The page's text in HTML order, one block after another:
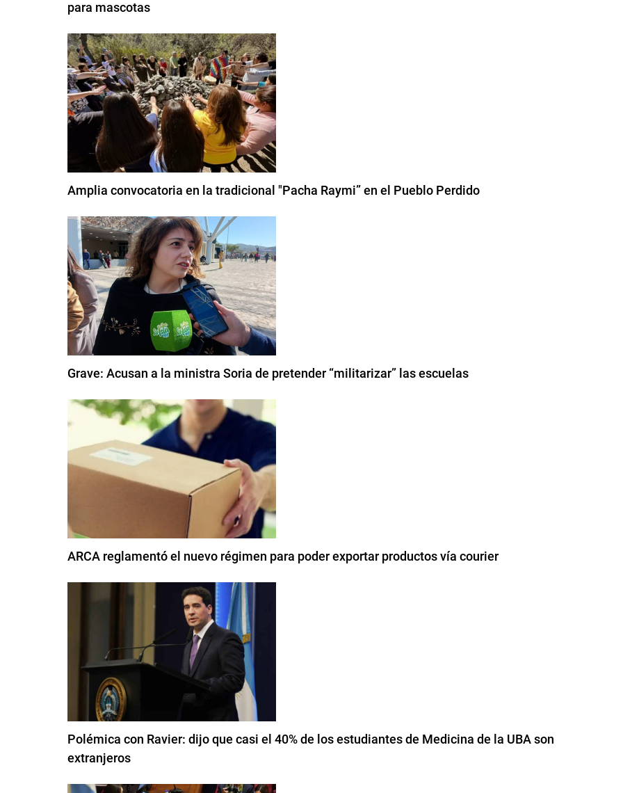
para mascotas
Amplia convocatoria en la tradicional "Pacha Raymi” en el Pueblo Perdido
Grave: Acusan a la ministra Soria de pretender “militarizar” las escuelas
ARCA reglamentó el nuevo régimen para poder exportar productos vía courier
Polémica con Ravier: dijo que casi el 40% de los estudiantes de Medicina de la UBA son
extranjeros